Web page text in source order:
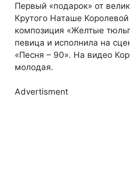
Первый «подарок» от
Крутого Наташе Королевой
композиция «Желтые
певица и исполнила на
«Песня – 90». На видео
молодая.
Advertisment